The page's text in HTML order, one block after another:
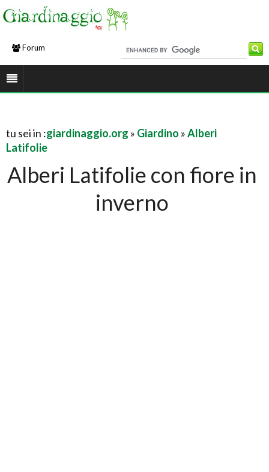
Forum
tu sei in :giardinaggio.org » Giardino »Alberi
Latifolie
Alberi Latifolie con fiore in
inverno